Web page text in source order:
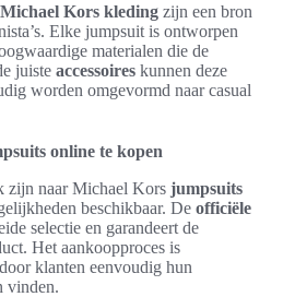
Michael Kors kleding zijn een bron
Elke jumpsuit is ontworpen
materialen die de
juiste accessoires kunnen deze
worden omgevormd naar casual
online te kopen
zijn naar Michael Kors jumpsuits
beschikbaar. De officiële
selectie en garandeert de
Het aankoopproces is
klanten eenvoudig hun
vinden.